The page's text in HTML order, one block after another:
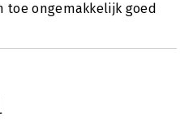
toe ongemakkelijk goed